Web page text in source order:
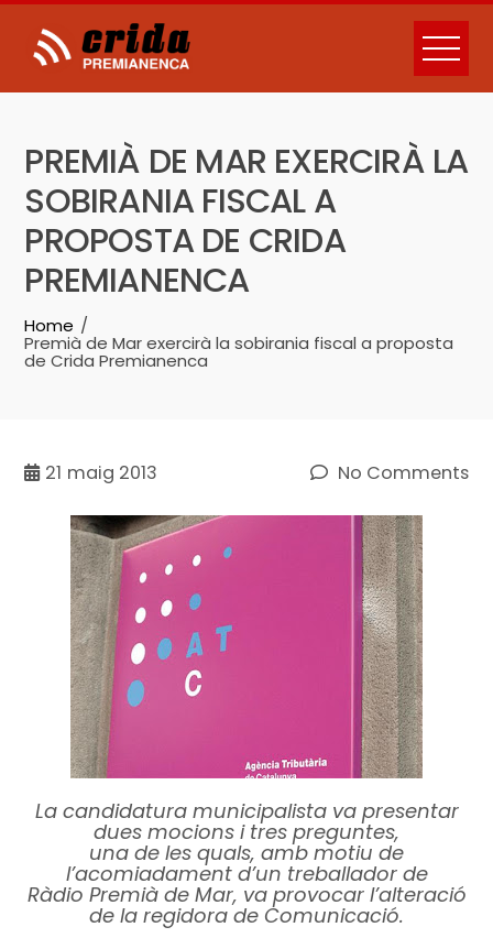
Skip
content
PREMIÀ DE MAR EXERCIRÀ LA
SOBIRANIA FISCAL A
PROPOSTA DE CRIDA
PREMIANENCA
Home
Premià de Mar exercirà la sobirania fiscal a proposta
de Crida Premianenca
21 maig 2013 No Comments
La candidatura municipalista va presentar
dues mocions i tres preguntes,
una de les quals, amb motiu de
l’acomiadament d’un treballador de
Ràdio Premià de Mar, va provocar l’alteració
de la regidora de Comunicació.